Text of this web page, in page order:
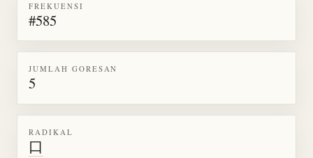
FREKUENSI
#585
JUMLAH GORESAN
5
RADIKAL
口